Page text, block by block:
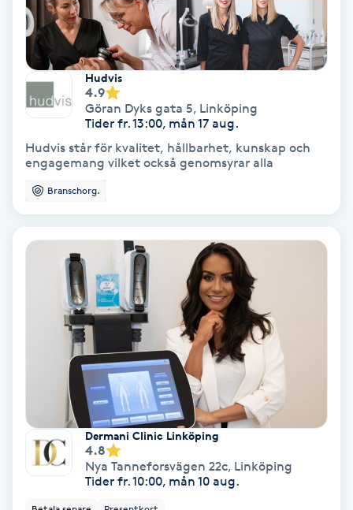
Kroppspeeling
Käkledsbehandling
Kärlbehandling
Laserbehandling
LED-ljusterapi
LPG-behandling
LPG-massage
Luggklippning
Hudvis
4.9
Göran Dyks gata 5, Linköping
Tider fr. 13:00, mån 17 aug.
Hudvis står för kvalitet, hållbarhet, kunskap och
engagemang vilket också genomsyrar alla
Branschorg.
Dermani Clinic Linköping
4.8
Nya Tanneforsvägen 22c, Linköping
Tider fr. 10:00, mån 10 aug.